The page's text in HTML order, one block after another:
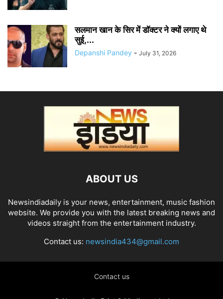
सलमान खान के सिर में डॉक्टर ने क्यों लगाए थे
सुई,...
Depanshi Pandey - July 31, 2026
ABOUT US
Newsindiadaily is your news, entertainment, music fashion
website. We provide you with the latest breaking news and
videos straight from the entertainment industry.
Contact us: newsindia434@gmail.com
Contact us